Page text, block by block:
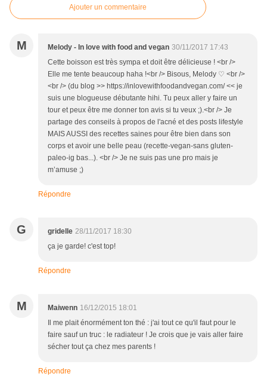
Ajouter un commentaire
M Melody - In love with food and vegan 30/11/2017 17:43
Cette boisson est très sympa et doit être délicieuse ! <br />
Elle me tente beaucoup haha !<br /> Bisous, Melody ♡ <br />
<br /> (du blog >> https://inlovewithfoodandvegan.com/ << je
suis une blogueuse débutante hihi. Tu peux aller y faire un
tour et peux être me donner ton avis si tu veux ;).<br /> Je
partage des conseils à propos de l'acné et des posts lifestyle
MAIS AUSSI des recettes saines pour être bien dans son
corps et avoir une belle peau (recette-vegan-sans gluten-
paleo-ig bas...). <br /> Je ne suis pas une pro mais je
m’amuse ;)
Répondre
G gridelle 28/11/2017 18:30
ça je garde! c'est top!
Répondre
M Maiwenn 16/12/2015 18:01
Il me plait énormément ton thé : j'ai tout ce qu'il faut pour le
faire sauf un truc : le radiateur ! Je crois que je vais aller faire
sécher tout ça chez mes parents !
Répondre